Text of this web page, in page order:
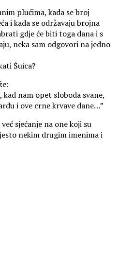
plućima, kada se broj
i kada se održavaju brojna
gdje će biti toga dana i s
neka sam odgovori na jedno
Šuica?
nam opet sloboda svane,
i ove crne krvave dane…”
sjećanje na one koji su
nekim drugim imenima i